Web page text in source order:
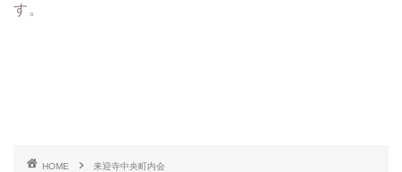
す。
HOME
来迎寺中央町内会